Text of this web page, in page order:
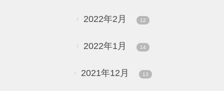
2022年2月 12
2022年1月 14
2021年12月 13